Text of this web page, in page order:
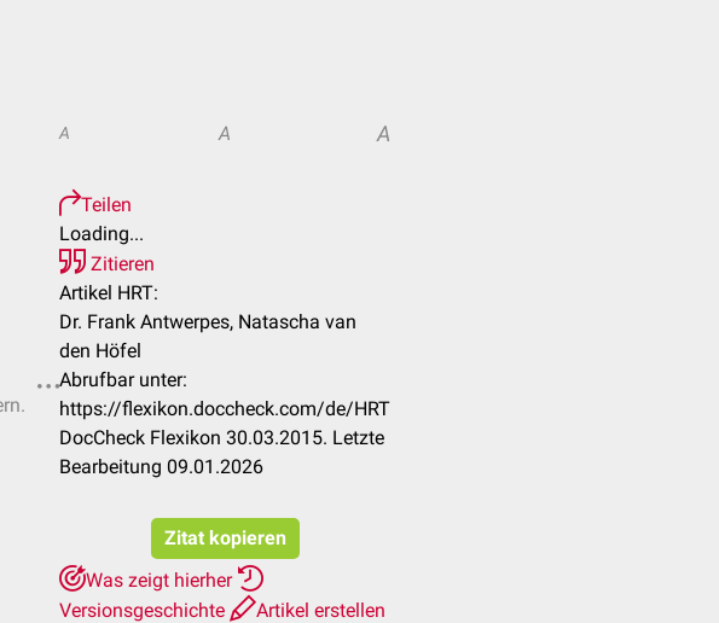
A A A
Teilen
Loading...
Zitieren
Artikel HRT:
Dr. Frank Antwerpes, Natascha van
den Höfel
Abrufbar unter:
https://flexikon.doccheck.com/de/HRT
DocCheck Flexikon 30.03.2015. Letzte
Bearbeitung 09.01.2026
Zitat kopieren
Was zeigt hierher
Versionsgeschichte
Artikel erstellen